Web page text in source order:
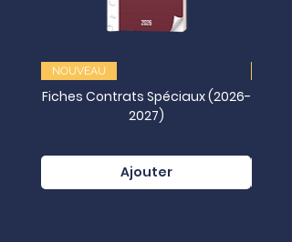
NOUVEAU
Fiches Contrats Spéciaux (2026-
2027)
Ajouter